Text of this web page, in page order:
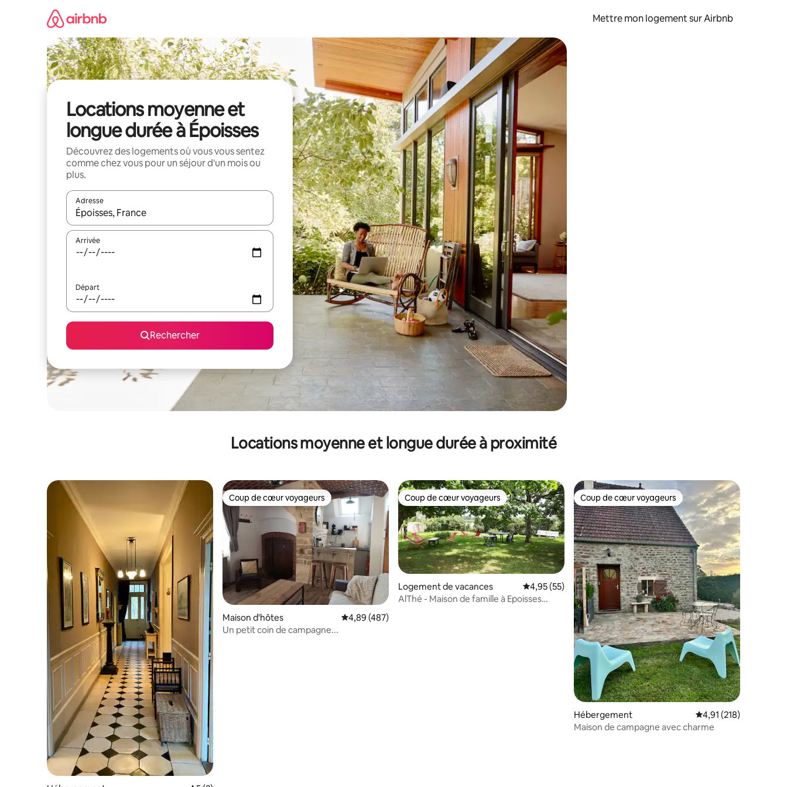
Mettre mon logement sur Airbnb
Locations moyenne et
longue durée à Époisses
Découvrez des logements où vous vous sentez
comme chez vous pour un séjour d'un mois ou
plus.
Adresse
Lorsque les résultats s'affichent, utilisez les flèches vers le haut et vers le bas pour les parcourir ou en appuyant et en faisant glisser.
Arrivée
Départ
Rechercher
Locations moyenne et longue durée à proximité
Coup de cœur voyageurs
Coup de cœur voyageurs
Maison d'hôtes Évaluation moyenne sur la base de 487 commentaires : 4,89 sur 5
4,89 (487)
Un petit coin de campagne...
Coup de cœur voyageurs
Coup de cœur voyageurs
Logement de vacances Évaluation moyenne sur la base de 55 commentaires : 4,95 sur 5
4,95 (55)
AlThé - Maison de famille à Epoisses
Coup de cœur voyageurs
Coup de cœur voyageurs
Hébergement Évaluation moyenne
4,91 (218)
Maison de campagne avec charme